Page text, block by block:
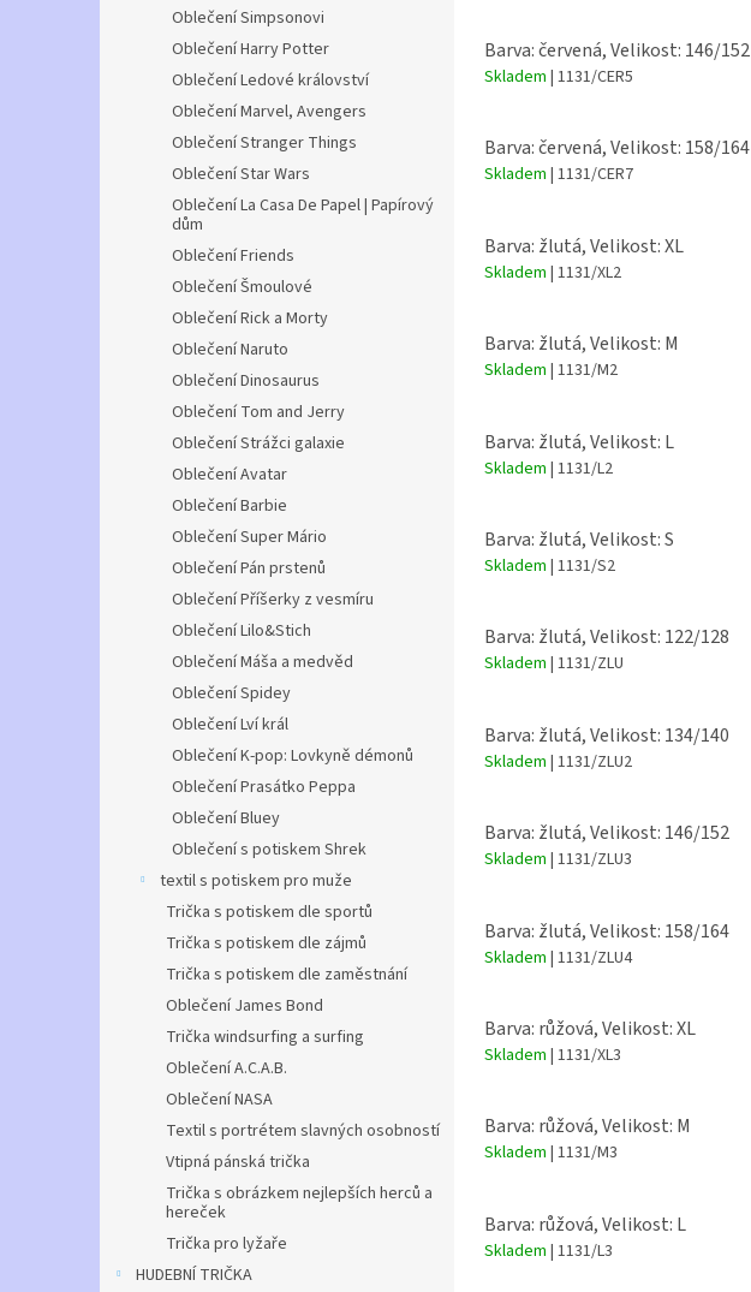
Oblečení Simpsonovi
Oblečení Harry Potter
Oblečení Ledové království
Oblečení Marvel, Avengers
Oblečení Stranger Things
Oblečení Star Wars
Oblečení La Casa De Papel | Papírový
dům
Oblečení Friends
Oblečení Šmoulové
Oblečení Rick a Morty
Oblečení Naruto
Oblečení Dinosaurus
Oblečení Tom and Jerry
Oblečení Strážci galaxie
Oblečení Avatar
Oblečení Barbie
Oblečení Super Mário
Oblečení Pán prstenů
Oblečení Příšerky z vesmíru
Oblečení Lilo&Stich
Oblečení Máša a medvěd
Oblečení Spidey
Oblečení Lví král
Oblečení K-pop: Lovkyně démonů
Oblečení Prasátko Peppa
Oblečení Bluey
Oblečení s potiskem Shrek
textil s potiskem pro muže
Trička s potiskem dle sportů
Trička s potiskem dle zájmů
Trička s potiskem dle zaměstnání
Oblečení James Bond
Trička windsurfing a surfing
Oblečení A.C.A.B.
Oblečení NASA
Textil s portrétem slavných osobností
Vtipná pánská trička
Trička s obrázkem nejlepších herců a
hereček
Trička pro lyžaře
HUDEBNÍ TRIČKA
Barva: červená, Velikost: 146/152
Skladem | 1131/CER5
Barva: červená, Velikost: 158/164
Skladem | 1131/CER7
Barva: žlutá, Velikost: XL
Skladem | 1131/XL2
Barva: žlutá, Velikost: M
Skladem | 1131/M2
Barva: žlutá, Velikost: L
Skladem | 1131/L2
Barva: žlutá, Velikost: S
Skladem | 1131/S2
Barva: žlutá, Velikost: 122/128
Skladem | 1131/ZLU
Barva: žlutá, Velikost: 134/140
Skladem | 1131/ZLU2
Barva: žlutá, Velikost: 146/152
Skladem | 1131/ZLU3
Barva: žlutá, Velikost: 158/164
Skladem | 1131/ZLU4
Barva: růžová, Velikost: XL
Skladem | 1131/XL3
Barva: růžová, Velikost: M
Skladem | 1131/M3
Barva: růžová, Velikost: L
Skladem | 1131/L3